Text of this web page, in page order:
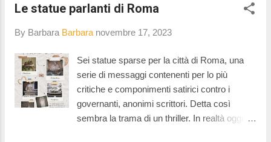
di farmi trovare catapultata nel futuro. Questa
andate avanti e io dopo poche pagine mi
ad una spia industriale, il segreto del
Le statue parlanti di Roma
By Barbara Barbara novembre 17, 2023
Sei statue sparse per la città di Roma, una
serie di messaggi contenenti per lo più
critiche e componimenti satirici contro i
governanti, anonimi scrittori. Detta così
sembra la trama di un thriller. In realtà oggi vi